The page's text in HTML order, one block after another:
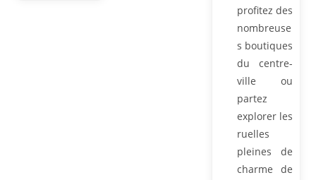
profitez des
nombreuse
s boutiques
du centre-
ville ou
partez
explorer les
ruelles
pleines de
charme de